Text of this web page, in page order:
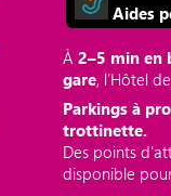
Aides
À2–5 min en
gare, l’Hôtel
Parkings à
trottinette.
Des points
disponible